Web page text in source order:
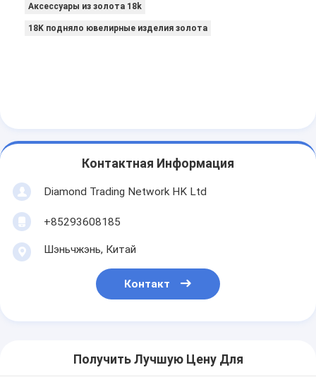
Аксессуары из золота 18k
18K подняло ювелирные изделия золота
Контактная Информация
Diamond Trading Network HK Ltd
+85293608185
Шэньчжэнь, Китай
Контакт
Получить Лучшую Цену Для